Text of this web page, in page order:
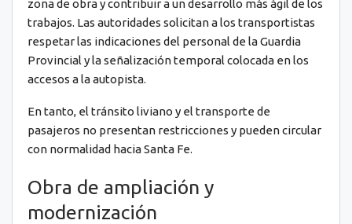
zona de obra y contribuir a un desarrollo más ágil de los
trabajos. Las autoridades solicitan a los transportistas
respetar las indicaciones del personal de la Guardia
Provincial y la señalización temporal colocada en los
accesos a la autopista.
En tanto, el tránsito liviano y el transporte de
pasajeros no presentan restricciones y pueden circular
con normalidad hacia Santa Fe.
Obra de ampliación y
modernización